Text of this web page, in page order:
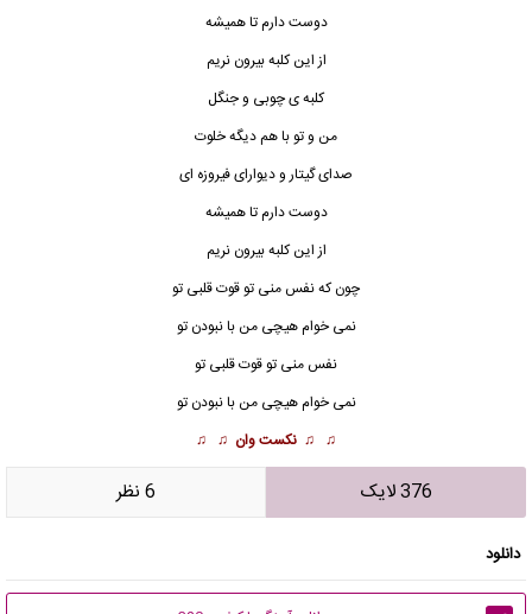
دوست دارم تا همیشه
از این کلبه بیرون نریم
کلبه ی چوبی و جنگل
من و تو با هم دیگه خلوت
صدای گیتار و دیوارای فیروزه ای
دوست دارم تا همیشه
از این کلبه بیرون نریم
چون که نفس منی تو قوت قلبی تو
نمی خوام هیچی من با نبودن تو
نفس منی تو قوت قلبی تو
نمی خوام هیچی من با نبودن تو
♫ ♫ نکست وان ♫ ♫
376 لایک 6 نظر
دانلود